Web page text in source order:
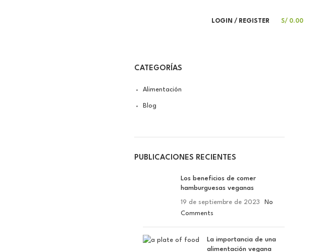
LOGIN / REGISTER S/ 0.00
CATEGORÍAS
Alimentación
Blog
PUBLICACIONES RECIENTES
Los beneficios de comer
hamburguesas veganas
19 de septiembre de 2023
No
Comments
La importancia de una
alimentación vegana